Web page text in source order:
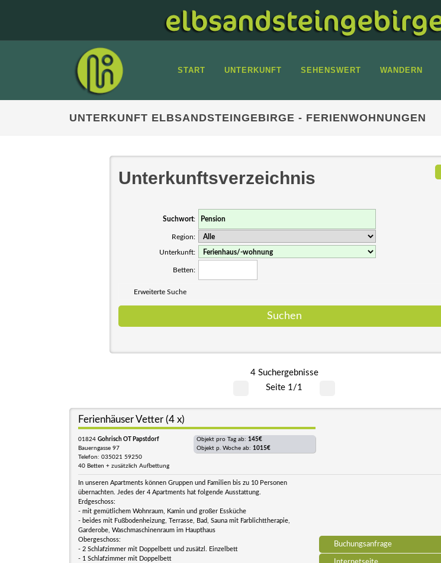
START UNTERKUNFT SEHENSWERT WANDERN
UNTERKUNFT ELBSANDSTEINGEBIRGE - FERIENWOHNUNGEN
Unterkunftsverzeichnis
Suchwort:
Region:
Unterkunft:
Betten:
Erweiterte Suche
4 Suchergebnisse
Seite 1/1
Buchungsanfrage
Ferienhäuser Vetter (4 x)
01824 Gohrisch OT Papstdorf
Bauerngasse 97
Telefon: 035021 59250
40 Betten + zusätzlich Aufbettung
Objekt pro Tag ab: 145€
Objekt p. Woche ab: 1015€
In unseren Apartments können Gruppen und Familien bis zu 10 Personen
übernachten. Jedes der 4 Apartments hat folgende Ausstattung.
Erdgeschoss:
- mit gemütlichem Wohnraum, Kamin und großer Essküche
- beides mit Fußbodenheizung, Terrasse, Bad, Sauna mit Farblichttherapie,
Garderobe, Waschmaschinenraum im Haupthaus
Obergeschoss:
- 2 Schlafzimmer mit Doppelbett und zusätzl. Einzelbett
- 1 Schlafzimmer mit Doppelbett